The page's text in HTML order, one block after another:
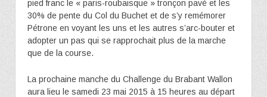
pied franc le « paris-roubaisque » tronçon pavé et les
30% de pente du Col du Buchet et de s’y remémorer
Pétrone en voyant les uns et les autres s’arc-bouter et
adopter un pas qui se rapprochait plus de la marche
que de la course.
La prochaine manche du Challenge du Brabant Wallon
aura lieu le samedi 23 mai 2015 à 15 heures au départ